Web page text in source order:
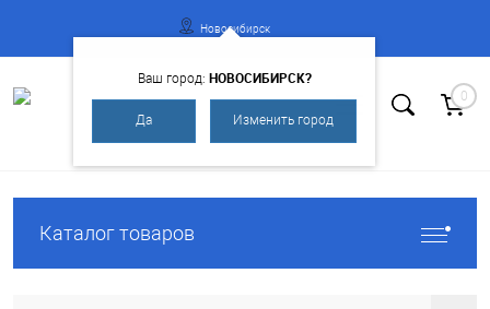
Регистрация
Новосибирск
Ваш город: НОВОСИБИРСК?
Да Изменить город
0
Каталог товаров